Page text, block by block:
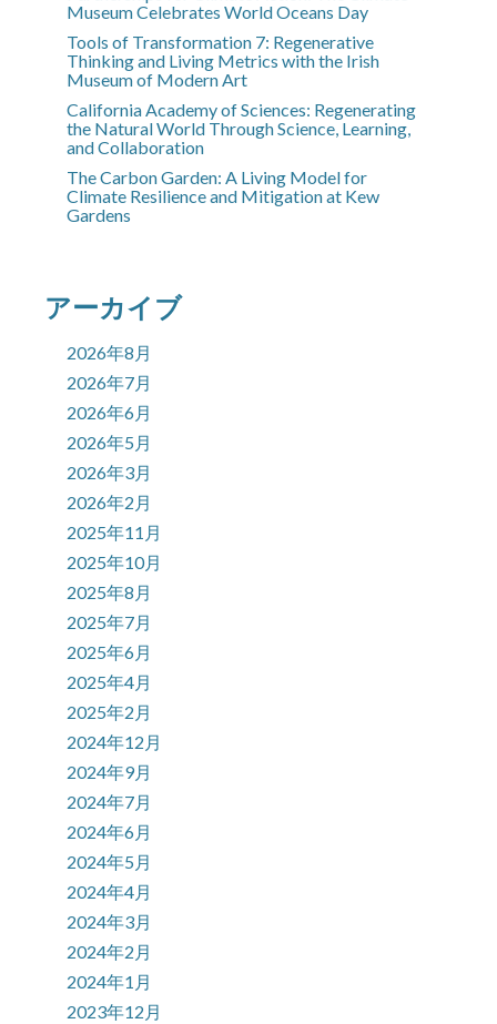
Museum Celebrates World Oceans Day
Tools of Transformation 7: Regenerative
Thinking and Living Metrics with the Irish
Museum of Modern Art
California Academy of Sciences: Regenerating
the Natural World Through Science, Learning,
and Collaboration
The Carbon Garden: A Living Model for
Climate Resilience and Mitigation at Kew
Gardens
アーカイブ
2026年8月
2026年7月
2026年6月
2026年5月
2026年3月
2026年2月
2025年11月
2025年10月
2025年8月
2025年7月
2025年6月
2025年4月
2025年2月
2024年12月
2024年9月
2024年7月
2024年6月
2024年5月
2024年4月
2024年3月
2024年2月
2024年1月
2023年12月